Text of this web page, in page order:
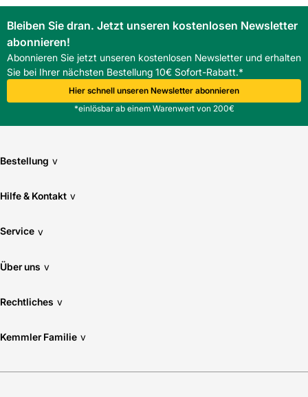
Pflegeintensität: normal
Rektifizierung: Ja
Stärke: 20
Verwendung Boden: Ja
Verwendung Wand: Nein
Bleiben Sie dran. Jetzt unseren kostenlosen Newsletter
abonnieren!
Abonnieren Sie jetzt unseren kostenlosen Newsletter und erhalten
Sie bei Ihrer nächsten Bestellung 10€ Sofort-Rabatt.*
Hier schnell unseren Newsletter abonnieren
*einlösbar ab einem Warenwert von 200€
Bestellung v
Hilfe & Kontakt v
Service v
Über uns v
Rechtliches v
Kemmler Familie v